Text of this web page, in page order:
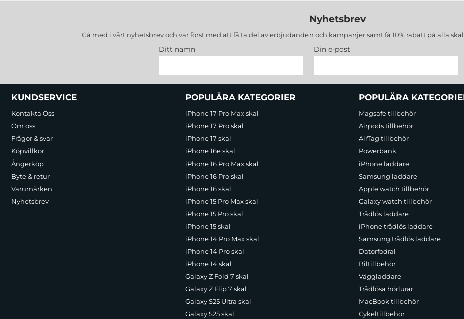
Nyhetsbrev
Gå med i vårt nyhetsbrev och var först med att få ta del av erbjudanden och kampanjer samt få 10% rabatt på alla
Ditt namn Din e-post
Sidfot Blandad info och länkar
KUNDSERVICE
Kontakta Oss
Om oss
Frågor & svar
Köpvillkor
Ångerköp
Byte & retur
Varumärken
Nyhetsbrev
POPULÄRA KATEGORIER
iPhone 17 Pro Max skal
iPhone 17 Pro skal
iPhone 17 skal
iPhone 16e skal
iPhone 16 Pro Max skal
iPhone 16 Pro skal
iPhone 16 skal
iPhone 15 Pro Max skal
iPhone 15 Pro skal
iPhone 15 skal
iPhone 14 Pro Max skal
iPhone 14 Pro skal
iPhone 14 skal
Galaxy Z Fold 7 skal
Galaxy Z Flip 7 skal
Galaxy S25 Ultra skal
Galaxy S25 skal
POPULÄRA
Magsafe tillbehör
Airpods tillbehör
AirTag tillbehör
Powerbank
iPhone laddare
Samsung laddare
Apple watch tillbehör
Galaxy watch tillbehör
Trådlös laddare
iPhone trådlös laddare
Samsung trådlös laddare
Datorfodral
Biltillbehör
Väggladdare
Trådlösa hörlurar
MacBook tillbehör
Cykeltillbehör